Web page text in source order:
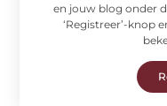
en jouw blog onder
‘Registreer’-knop